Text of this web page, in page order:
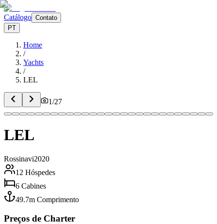
Catálogo Contato
PT
Home
/
Yachts
/
LEL
1/27
LEL
Rossinavi2020
12 Hóspedes
6 Cabines
49.7m Comprimento
Preços de Charter